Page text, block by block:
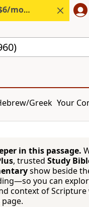
Start free.
Greek Your
in this passage.
, trusted Study
show beside
you can
context of